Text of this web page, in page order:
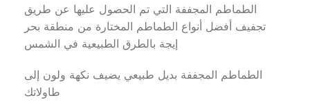
الطماطم المجففة التي تم الحصول عليها عن طريق
تجفيف أفضل أنواع الطماطم المختارة من منطقة بحر
إيجة بالطرق الطبيعية في الشمس
الطماطم المجففة بديل طبيعي يضيف نكهة ولون إلى
طاولاتك